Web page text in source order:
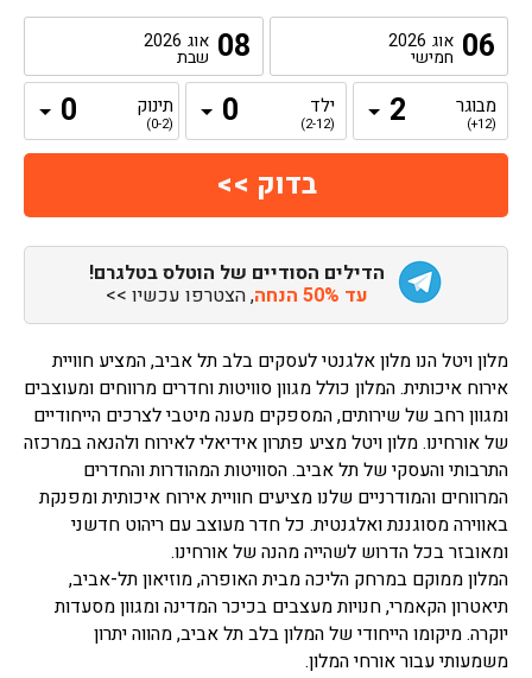
06 אוג 2026
חמישי 08 אוג 2026
שבת
מבוגר
(12+)
ילד
(2-12)
תינוק
(0-2)
הדילים הסודיים של הוטלס בטלגרם!
עד 50% הנחה , הצטרפו עכשיו >>
מלון ויטל הנו מלון אלגנטי לעסקים בלב תל אביב, המציע חוויית
אירוח איכותית. המלון כולל מגוון סוויטות וחדרים מרווחים ומעוצבים
ומגוון רחב של שירותים, המספקים מענה מיטבי לצרכים הייחודיים
של אורחינו. מלון ויטל מציע פתרון אידיאלי לאירוח ולהנאה במרכזה
התרבותי והעסקי של תל אביב. הסוויטות המהודרות והחדרים
המרווחים והמודרניים שלנו מציעים חוויית אירוח איכותית ומפנקת
באווירה מסוגננת ואלגנטית. כל חדר מעוצב עם ריהוט חדשני
ומאובזר בכל הדרוש לשהייה מהנה של אורחינו.
המלון ממוקם במרחק הליכה מבית האופרה, מוזיאון תל-אביב,
תיאטרון הקאמרי, חנויות מעצבים בכיכר המדינה ומגוון מסעדות
יוקרה. מיקומו הייחודי של המלון בלב תל אביב, מהווה יתרון
משמעותי עבור אורחי המלון.